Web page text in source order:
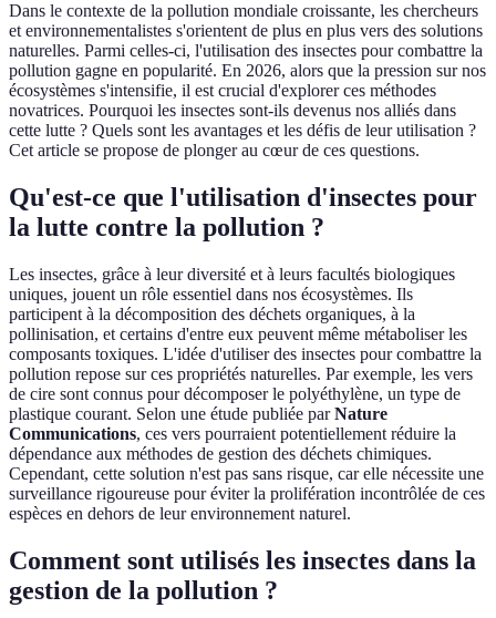
Dans le contexte de la pollution mondiale croissante, les chercheurs
et environnementalistes s'orientent de plus en plus vers des solutions
naturelles. Parmi celles-ci, l'utilisation des insectes pour combattre la
pollution gagne en popularité. En 2026, alors que la pression sur nos
écosystèmes s'intensifie, il est crucial d'explorer ces méthodes
novatrices. Pourquoi les insectes sont-ils devenus nos alliés dans
cette lutte ? Quels sont les avantages et les défis de leur utilisation ?
Cet article se propose de plonger au cœur de ces questions.
Qu'est-ce que l'utilisation d'insectes pour
la lutte contre la pollution ?
Les insectes, grâce à leur diversité et à leurs facultés biologiques
uniques, jouent un rôle essentiel dans nos écosystèmes. Ils
participent à la décomposition des déchets organiques, à la
pollinisation, et certains d'entre eux peuvent même métaboliser les
composants toxiques. L'idée d'utiliser des insectes pour combattre la
pollution repose sur ces propriétés naturelles. Par exemple, les vers
de cire sont connus pour décomposer le polyéthylène, un type de
plastique courant. Selon une étude publiée parNature
Communications, ces vers pourraient potentiellement réduire la
dépendance aux méthodes de gestion des déchets chimiques.
Cependant, cette solution n'est pas sans risque, car elle nécessite une
surveillance rigoureuse pour éviter la prolifération incontrôlée de ces
espèces en dehors de leur environnement naturel.
Comment sont utilisés les insectes dans la
gestion de la pollution ?